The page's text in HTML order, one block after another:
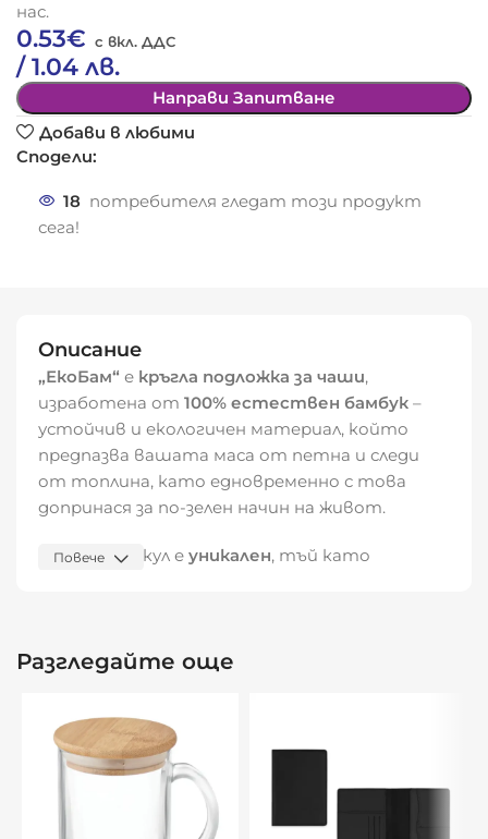
нас.
0.53€
/ 1.04 лв.
Направи Запитване
Добави в любими
Сподели:
18 потребителя гледат този продукт
сега!
Описание
„ЕкоБам“ е кръгла подложка за чаши,
изработена от 100% естествен бамбук –
устойчив и екологичен материал, който
предпазва вашата маса от петна и следи
от топлина, като едновременно с това
допринася за по-зелен начин на живот.
Всеки артикул е уникален, тъй като
естествен чар.
Размери на продукта:
Предимства:
Изработена от устойчив и екологичен
Повече
Разгледайте още